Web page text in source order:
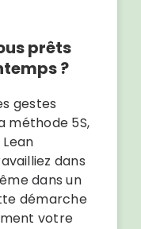
prêts
?
gestes
méthode 5S,
dans
dans un
démarche
votre